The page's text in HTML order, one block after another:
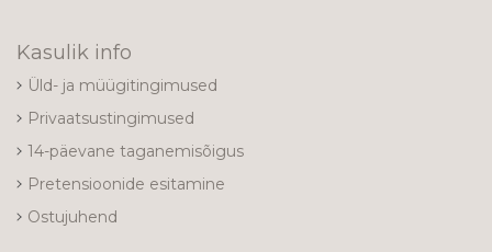
Kasulik info
Üld- ja müügitingimused
Privaatsustingimused
14-päevane taganemisõigus
Pretensioonide esitamine
Ostujuhend